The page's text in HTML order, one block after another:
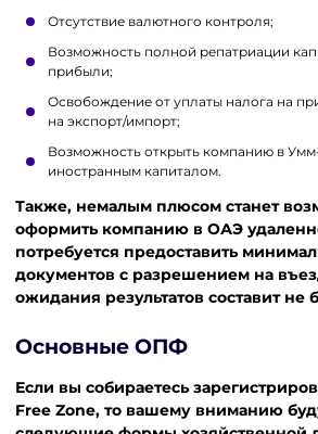
Отсутствие валютного контроля;
Возможность полной репатриации
прибыли;
Освобождение от уплаты налога на
на экспорт/импорт;
Возможность открыть компанию в
иностранным капиталом.
Также, немалым плюсом станет
оформить компанию в ОАЭ
потребуется предоставить
документов с разрешением на
ожидания результатов составит не
Основные ОПФ
Если вы собираетесь
Free Zone, то вашему вниманию